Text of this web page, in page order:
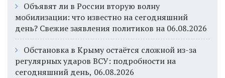
Объявят ли в России вторую волну
мобилизации: что известно на сегодняшний
день? Свежие заявления политиков на 06.08.2026
Обстановка в Крыму остаётся сложной из-за
регулярных ударов ВСУ: подробности на
сегодняшний день, 06.08.2026